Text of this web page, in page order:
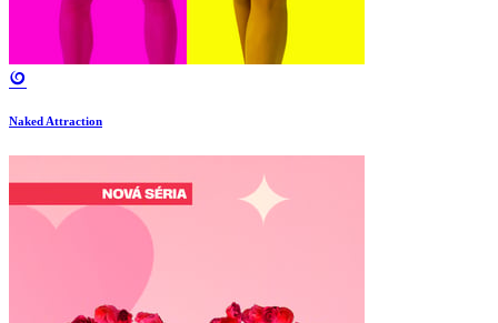
Naked Attraction